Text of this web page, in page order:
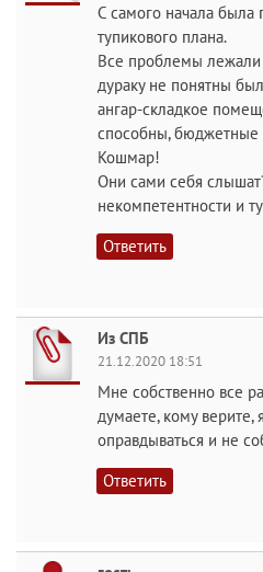
С самого начала была
тупикового плана.
Все проблемы лежали
дураку не понятны
ангар-складкое
способны, бюджетные
Кошмар!
Они сами себя
некомпетентности и
Ответить
Из СПБ
21.12.2020 18:51
Мне собственно все
думаете, кому верите,
оправдываться и не
Ответить